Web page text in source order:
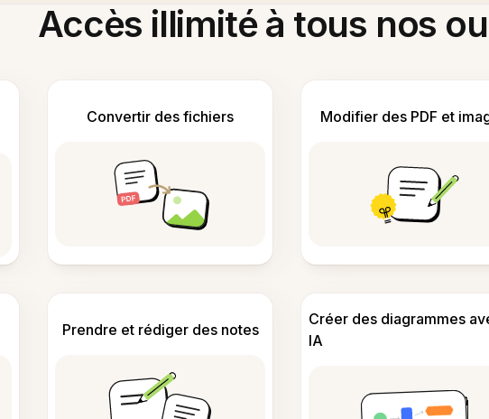
Accès illimité à tous nos
Convertir des fichiers Modifier des PDF et
Prendre et rédiger des notes
Créer des diagrammes
IA